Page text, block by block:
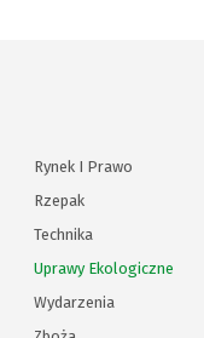
Rynek I Prawo
Rzepak
Technika
Uprawy Ekologiczne
Wydarzenia